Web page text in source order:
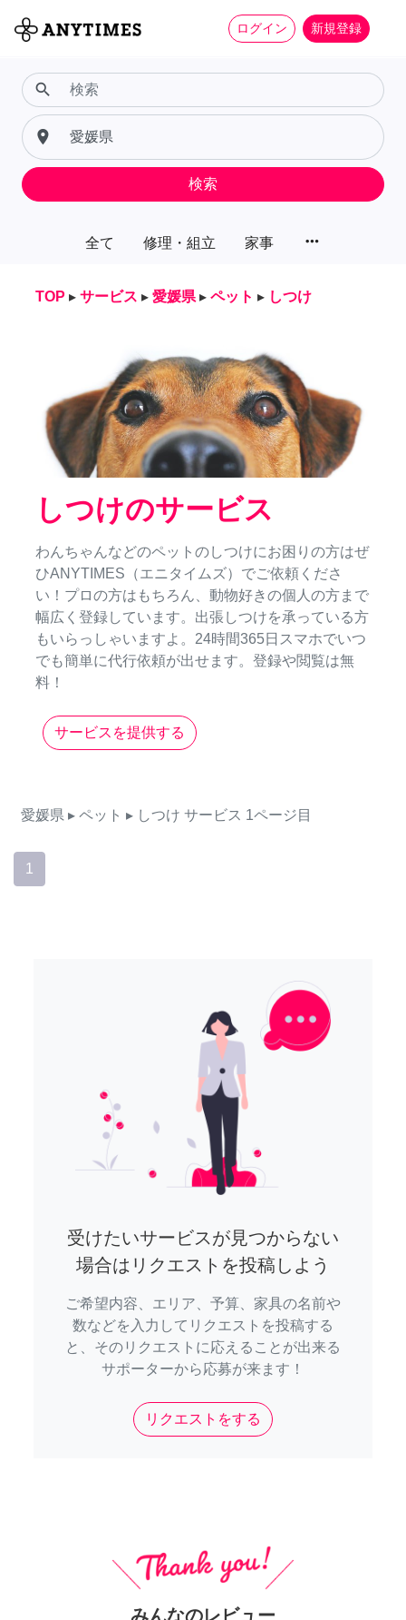
ログイン 新規登録
全て 修理・組立 家事 more_horiz
search
place
検索
TOP ▸ サービス ▸ 愛媛県 ▸ ペット ▸ しつけ
しつけのサービス
わんちゃんなどのペットのしつけにお困りの方はぜ
ひANYTIMES（エニタイムズ）でご依頼くださ
い！プロの方はもちろん、動物好きの個人の方まで
幅広く登録しています。出張しつけを承っている方
もいらっしゃいますよ。24時間365日スマホでいつ
でも簡単に代行依頼が出せます。登録や閲覧は無
料！
サービスを提供する
愛媛県 ▸ ペット ▸ しつけ サービス 1ページ目
1
受けたいサービスが見つからない
場合はリクエストを投稿しよう
ご希望内容、エリア、予算、家具の名前や
数などを入力してリクエストを投稿する
と、そのリクエストに応えることが出来る
サポーターから応募が来ます！
リクエストをする
みんなのレビュー